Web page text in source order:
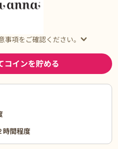
事項をご確認ください。
コインを貯める
時間程度